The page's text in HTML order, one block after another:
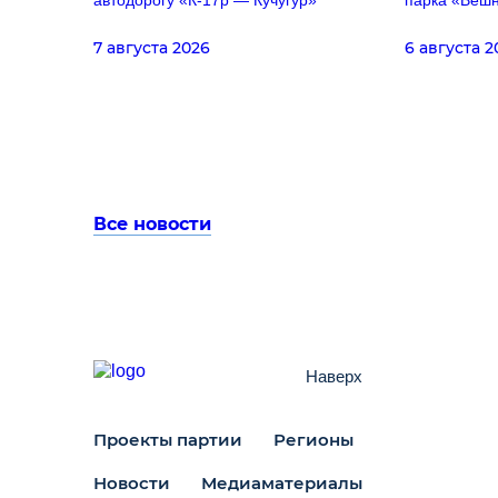
7 августа 2026 6 августа
Все новости
Проекты партии Регионы
Новости Медиаматериалы
Наверх